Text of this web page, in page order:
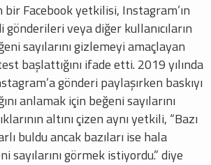
Facebook yetkilisi, Instagram’ın
gönderileri veya diğer kullanıcıların
sayılarını gizlemeyi amaçlayan
başlattığını ifade etti. 2019 yılında
gönderi paylaşırken baskıyı
anlamak için beğeni sayılarını
altını çizen aynı yetkili, “Bazı
buldu ancak bazıları ise hala
sayılarını görmek istiyordu.” diye